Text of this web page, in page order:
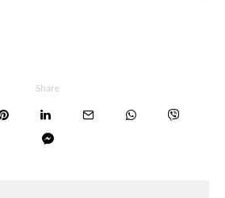
Share